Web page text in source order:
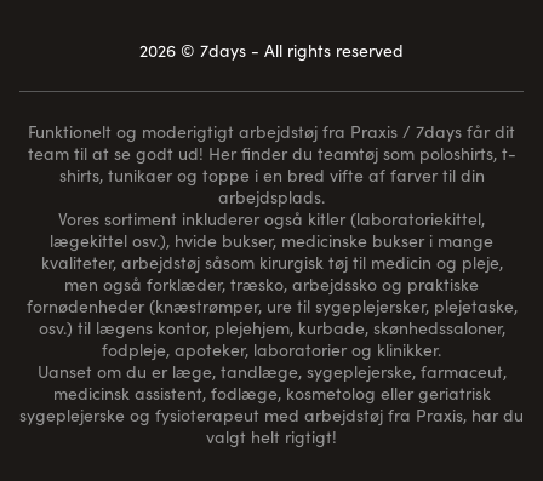
2026 © 7days - All rights reserved
Funktionelt og moderigtigt arbejdstøj fra Praxis / 7days får dit
team til at se godt ud! Her finder du teamtøj som poloshirts, t-
shirts, tunikaer og toppe i en bred vifte af farver til din
arbejdsplads.
Vores sortiment inkluderer også kitler (laboratoriekittel,
lægekittel osv.), hvide bukser, medicinske bukser i mange
kvaliteter, arbejdstøj såsom kirurgisk tøj til medicin og pleje,
men også forklæder, træsko, arbejdssko og praktiske
fornødenheder (knæstrømper, ure til sygeplejersker, plejetaske,
osv.) til lægens kontor, plejehjem, kurbade, skønhedssaloner,
fodpleje, apoteker, laboratorier og klinikker.
Uanset om du er læge, tandlæge, sygeplejerske, farmaceut,
medicinsk assistent, fodlæge, kosmetolog eller geriatrisk
sygeplejerske og fysioterapeut med arbejdstøj fra Praxis, har du
valgt helt rigtigt!